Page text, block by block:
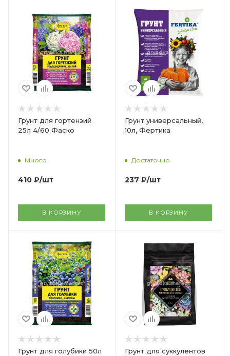
Грунт для гортензий
25л 4/60 Фаско
Много
410 ₽/шт
В КОРЗИНУ
Грунт универсальный,
10л, Фертика
Достаточно
237 ₽/шт
В КОРЗИНУ
Грунт для голубики 50л
Грунт для суккулентов